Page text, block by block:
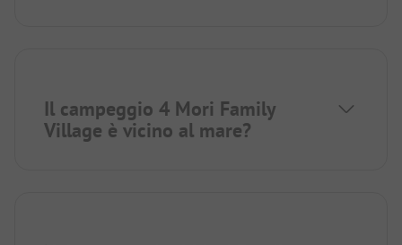
Il campeggio 4 Mori Family
Village è vicino al mare?